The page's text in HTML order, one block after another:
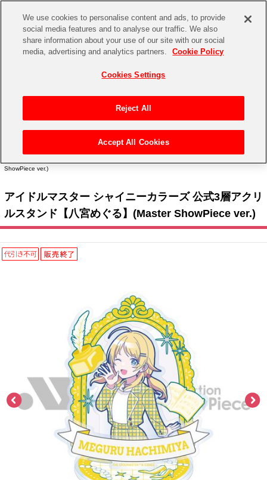
CHANNEL STORE EVENT
ASOBI STORE TOP
ゲーム 電子書籍
CD / Blu-ray
EVENT
プレミアム会員とは
アイドルマスターシリーズ
アイドルマスター
アイドルマスター SideM
学園アイドルマスター
テイルズ オブ シリーズ
太鼓の達人
ACE COMBAT
イベントグッズ
トイ・ホビー
アイドルマスター シリーズ>アイドルマスター シャイニーカラー
ShowPiece ver.)
アイドルマスター シャイニーカラーズ 公式3層アクリ
ルスタンド【八宮めぐる】(Master ShowPiece ver.)
We use cookies to personalise content and ads, to provide
social media features and to analyse our traffic. We also
share information about your use of our site with our social
media, advertising and analytics partners.
Cookie Policy
Cookies Settings
Reject All
Accept All Cookies